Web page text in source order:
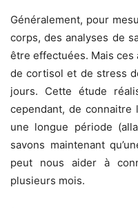
Généralement, pour
corps, des analyses de
être effectuées. Mais
de cortisol et de stress
jours. Cette étude
cependant, de
une longue période
savons maintenant
peut nous aider à
plusieurs mois.